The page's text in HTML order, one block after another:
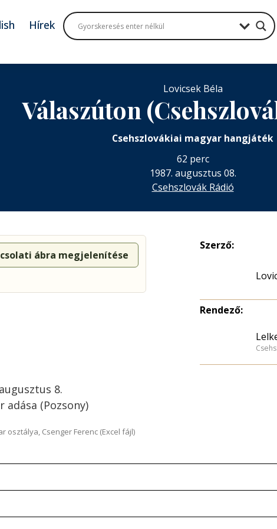
Hírek
Lovicsek Béla
Válaszúton
Csehszlovákiai magyar hangjáték
62 perc
1987. augusztus 08.
Csehszlovák Rádió
ábra megjelenítése
8.
adása (Pozsony)
osztálya, Csenger Ferenc (Excel fájl)
Szerző:
Rendező: